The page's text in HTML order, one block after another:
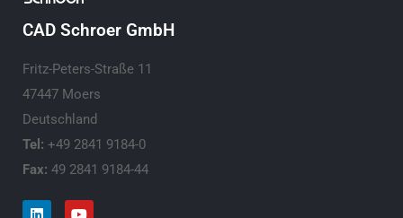
CAD Schroer GmbH
Fritz-Peters-Straße 11
47447 Moers
Deutschland
Tel: +49 2841 9184-0
Fax: 49 2841 9184-44
L
Y